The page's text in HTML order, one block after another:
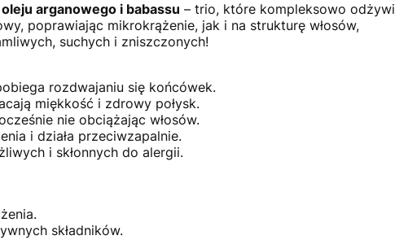
arganowego i babassu – trio, które kompleksowo
poprawiając mikrokrążenie, jak i na strukturę włosów,
suchych i zniszczonych!
rozdwajaniu się końcówek.
miękkość i zdrowy połysk.
nie obciążając włosów.
i działa przeciwzapalnie.
i skłonnych do alergii.
składników.